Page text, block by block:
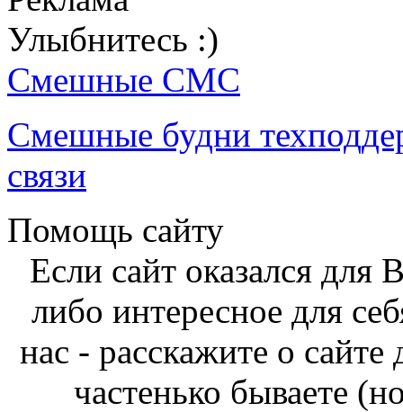
Улыбнитесь :)
Смешные СМС
Смешные будни
связи
Помощь сайту
Если сайт оказался
либо интересное для
нас - расскажите о
частенько бываете